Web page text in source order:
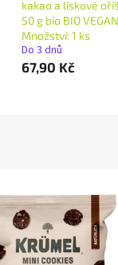
kakao a lískové
50 g bio BIO VEGAN
Množství: 1 ks
Do 3 dnů
67,90 Kč